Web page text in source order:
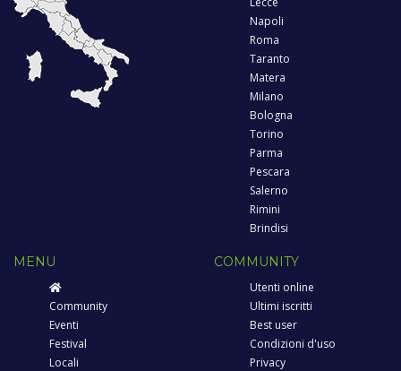
Napoli
Roma
Taranto
Matera
Milano
Bologna
Torino
Parma
Pescara
Salerno
Rimini
Brindisi
MENU
Community
Eventi
Festival
Locali
COMMUNITY
Utenti online
Ultimi iscritti
Best user
Condizioni d'uso
Privacy